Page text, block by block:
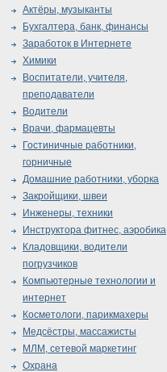
Актёры, музыканты
Бухгалтера, банк, финансы
Заработок в Интернете
Химики
Воспитатели, учителя,
преподаватели
Водители
Врачи, фармацевты
Гостиничные работники,
горничные
Домашние работники, уборка
Закройщики, швеи
Инженеры, техники
Инструктора фитнес, аэробика
Кладовщики, водители
погрузчиков
Компьютерные технологии и
интернет
Косметологи, парикмахеры
Медсёстры, массажисты
МЛМ, сетевой маркетинг
Охрана